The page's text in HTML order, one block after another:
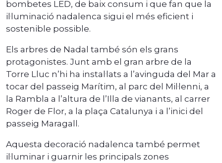
bombetes LED, de baix consum i que fan que la
il·luminació nadalenca sigui el més eficient i
sostenible possible.
Els arbres de Nadal també són els grans
protagonistes. Junt amb el gran arbre de la
Torre Lluc n’hi ha instal·lats a l’avinguda del Mar a
tocar del passeig Marítim, al parc del Mil·lenni, a
la Rambla a l’altura de l’Illa de vianants, al carrer
Roger de Flor, a la plaça Catalunya i a l’inici del
passeig Maragall.
Aquesta decoració nadalenca també permet
il·luminar i guarnir les principals zones